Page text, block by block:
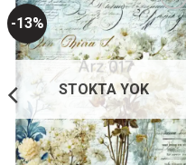
-13%
Favorilerime
Ekle
STOKTA YOK